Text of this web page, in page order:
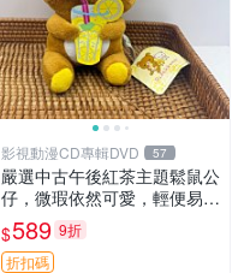
影視動漫CD專輯DVD 57
嚴選中古午後紅茶主題鬆鼠公
仔，微瑕依然可愛，輕便易運
送 二手收藏推薦 工廠直營 快
遞到府 中古 玩偶 公仔
$589 9折
折扣碼